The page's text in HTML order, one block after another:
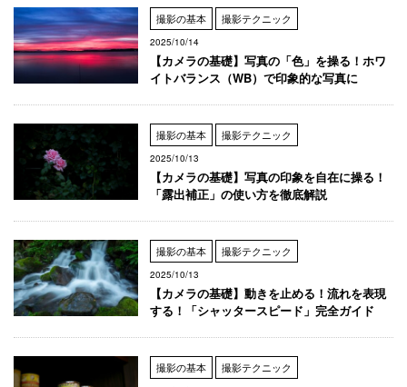
撮影の基本 撮影テクニック
2025/10/14
【カメラの基礎】写真の「色」を操る！ホワ
イトバランス（WB）で印象的な写真に
撮影の基本 撮影テクニック
2025/10/13
【カメラの基礎】写真の印象を自在に操る！
「露出補正」の使い方を徹底解説
撮影の基本 撮影テクニック
2025/10/13
【カメラの基礎】動きを止める！流れを表現
する！「シャッタースピード」完全ガイド
撮影の基本 撮影テクニック